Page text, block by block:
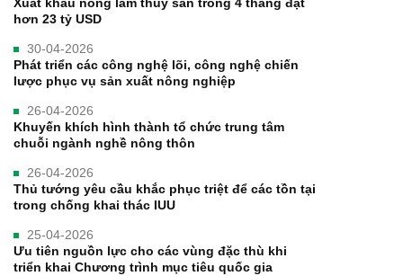
Xuất khẩu nông lâm thủy sản trong 4 tháng đạt
hơn 23 tỷ USD
30-04-2026
Phát triển các công nghệ lõi, công nghệ chiến
lược phục vụ sản xuất nông nghiệp
26-04-2026
Khuyến khích hình thành tổ chức trung tâm
chuỗi ngành nghề nông thôn
26-04-2026
Thủ tướng yêu cầu khắc phục triệt để các tồn tại
trong chống khai thác IUU
25-04-2026
Ưu tiên nguồn lực cho các vùng đặc thù khi
triển khai Chương trình mục tiêu quốc gia